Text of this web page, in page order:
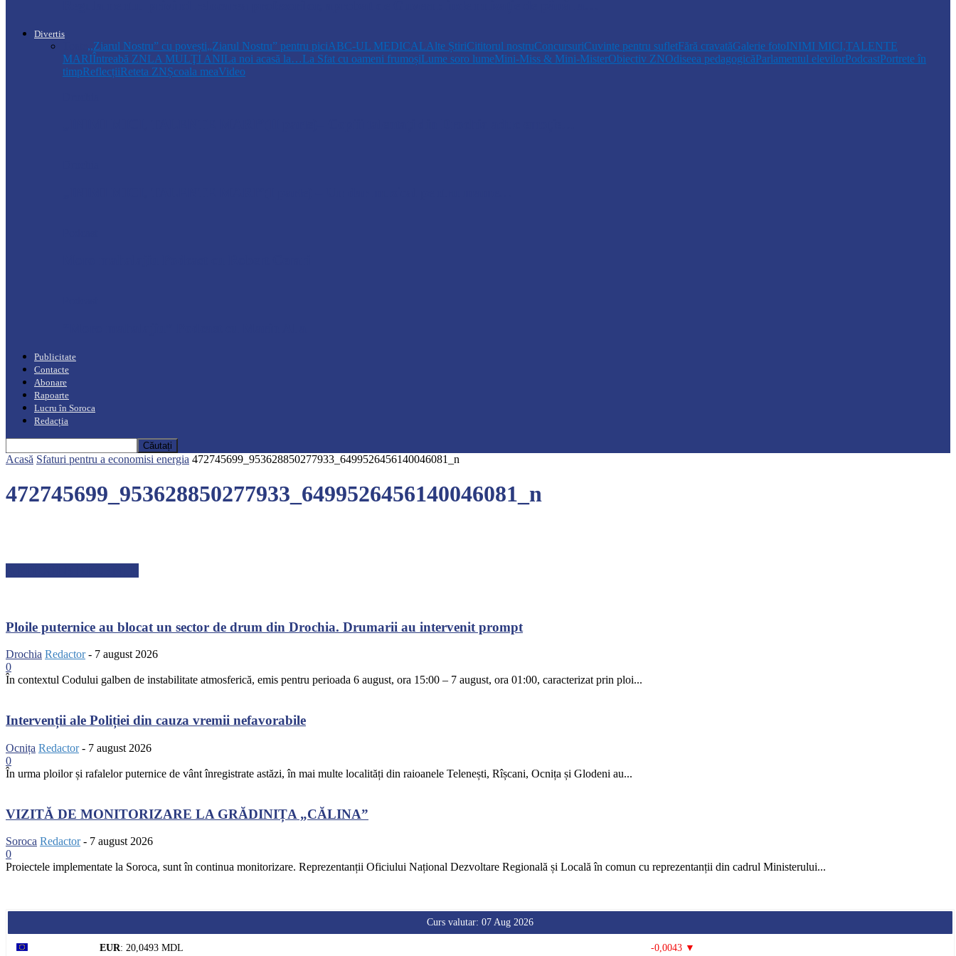
Divertis
,,Ziarul Nostru” cu povești„Ziarul Nostru” pentru piciABC-UL MEDICALAlte ȘtiriCititorul nostruConcursuriCuvinte pentru sufletFără cravatăGalerie fotoINIMI MICI,TALENTE
MARIÎntreabă ZNLA MULŢI ANILa noi acasă la…La Sfat cu oameni frumoșiLume soro lumeMini-Miss & Mini-MisterObiectiv ZNOdiseea pedagogicăParlamentul elevilorPodcastPortrete în
timpReflecțiiReteta ZNȘcoala meaVideo
Publicitate
Contacte
Abonare
Rapoarte
Lucru în Soroca
Redacția
Acasă Sfaturi pentru a economisi energia 472745699_953628850277933_6499526456140046081_n
472745699_953628850277933_6499526456140046081_n
Ploile puternice au blocat un sector de drum din Drochia. Drumarii au intervenit prompt
Drochia Redactor - 7 august 2026
0
În contextul Codului galben de instabilitate atmosferică, emis pentru perioada 6 august, ora 15:00 – 7 august, ora 01:00, caracterizat prin ploi...
Intervenții ale Poliției din cauza vremii nefavorabile
Ocnița Redactor - 7 august 2026
0
În urma ploilor și rafalelor puternice de vânt înregistrate astăzi, în mai multe localități din raioanele Telenești, Rîșcani, Ocnița și Glodeni au...
VIZITĂ DE MONITORIZARE LA GRĂDINIȚA „CĂLINA”
Soroca Redactor - 7 august 2026
0
Proiectele implementate la Soroca, sunt în continua monitorizare. Reprezentanții Oficiului Național Dezvoltare Regională și Locală în comun cu reprezentanții din cadrul Ministerului...
Curs valutar: 07 Aug 2026
EUR: 20,0493 MDL
-0,0043 ▼